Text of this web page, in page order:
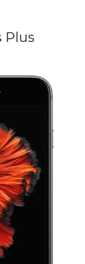
Plus